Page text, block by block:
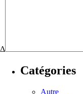
Δ
Catégories
Autre